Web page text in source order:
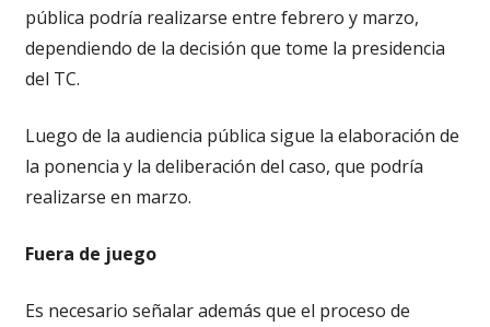
pública podría realizarse entre febrero y marzo,
dependiendo de la decisión que tome la presidencia
del TC.
Luego de la audiencia pública sigue la elaboración de
la ponencia y la deliberación del caso, que podría
realizarse en marzo.
Fuera de juego
Es necesario señalar además que el proceso de